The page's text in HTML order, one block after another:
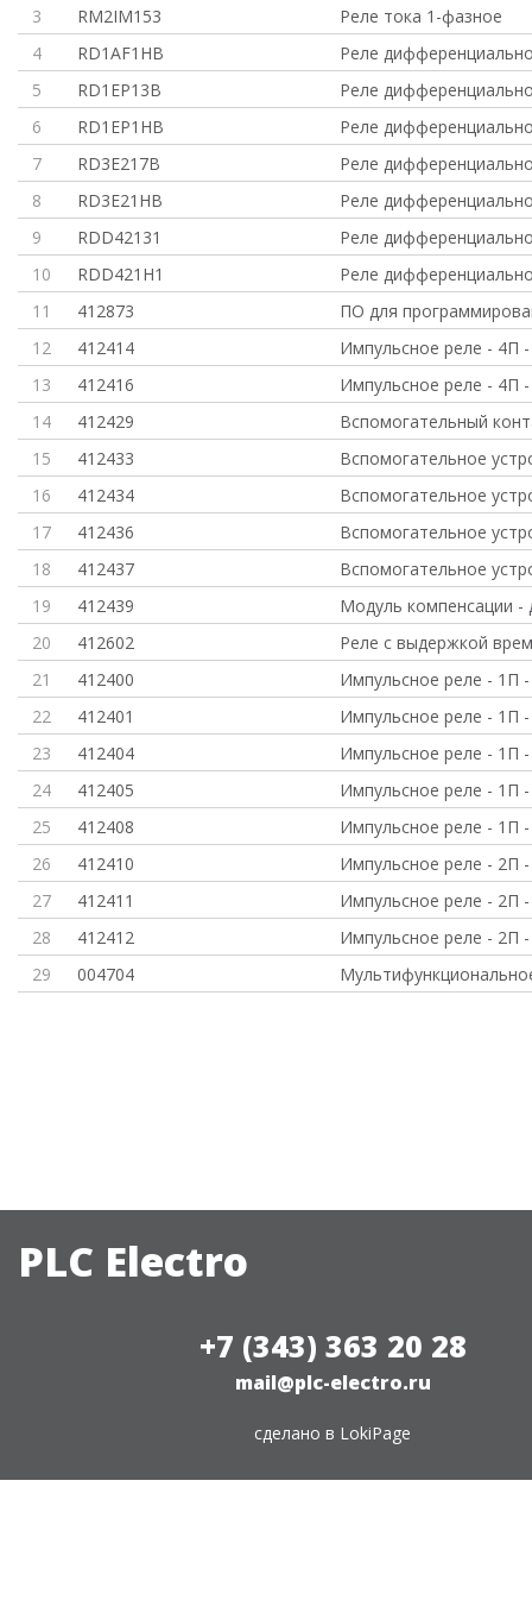
3
RM2IM153
Реле тока 1-фазное
4
RD1AF1HB
Реле
5
RD1EP13B
Реле
6
RD1EP1HB
Реле
7
RD3E217B
Реле
8
RD3E21HB
Реле
9
RDD42131
Реле
10
RDD421H1
Реле
11
412873
ПО для
12
412414
Импульсное реле - 4П
13
412416
Импульсное реле - 4П
14
412429
Вспомогательный
15
412433
Вспомогательное
16
412434
Вспомогательное
17
412436
Вспомогательное
18
412437
Вспомогательное
19
412439
Модуль компенсации -
20
412602
Реле с выдержкой
21
412400
Импульсное реле - 1П
22
412401
Импульсное реле - 1П
23
412404
Импульсное реле - 1П
24
412405
Импульсное реле - 1П
25
412408
Импульсное реле - 1П
26
412410
Импульсное реле - 2П
27
412411
Импульсное реле - 2П
28
412412
Импульсное реле - 2П
29
004704
PLC Electro
+7 (343) 363 20 28
mail@plc-electro.ru
сделано в LokiPage